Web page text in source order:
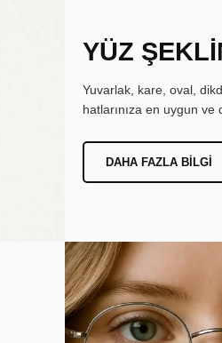
YÜZ
Yuvarlak, kare, oval,
hatlarınıza en uygun
DAHA FAZLA BILGI